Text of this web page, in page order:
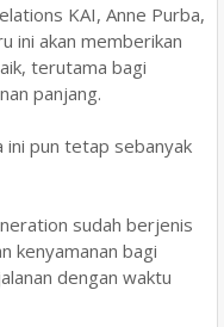
KAI, Anne Purba,
ini akan memberikan
terutama bagi
panjang.
ini pun tetap sebanyak
sudah berjenis
kenyamanan bagi
dengan waktu